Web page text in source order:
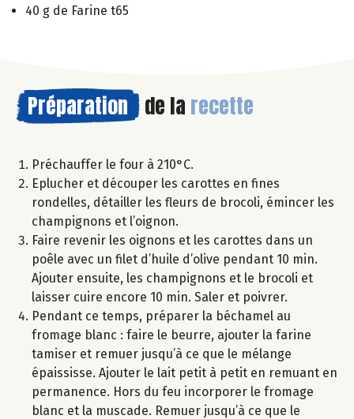
40 g de Farine t65
Préparation de la recette
Préchauffer le four à 210°C.
Eplucher et découper les carottes en fines
rondelles, détailler les fleurs de brocoli, émincer les
champignons et l’oignon.
Faire revenir les oignons et les carottes dans un
poêle avec un filet d’huile d’olive pendant 10 min.
Ajouter ensuite, les champignons et le brocoli et
laisser cuire encore 10 min. Saler et poivrer.
Pendant ce temps, préparer la béchamel au
fromage blanc : faire le beurre, ajouter la farine
tamiser et remuer jusqu’à ce que le mélange
épaississe. Ajouter le lait petit à petit en remuant en
permanence. Hors du feu incorporer le fromage
blanc et la muscade. Remuer jusqu’à ce que le